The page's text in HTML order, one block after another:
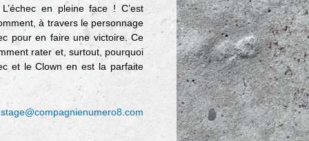
en pleine face ! C’est
à travers le personnage
pour en faire une victoire. Ce
rater et, surtout, pourquoi
et le Clown en est la parfaite
stage@compagnienumero8.com